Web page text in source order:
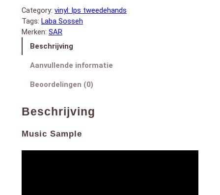
1. Khalebi (6:30)
2. Aminata (6:48)
3. Me Gusta Mas El Son (7:16)
(LP)
aantal
Category: vinyl: lps tweedehands
Tags: Laba Sosseh
Merken: SAR
Beschrijving
Aanvullende informatie
Beoordelingen (0)
Beschrijving
Music Sample